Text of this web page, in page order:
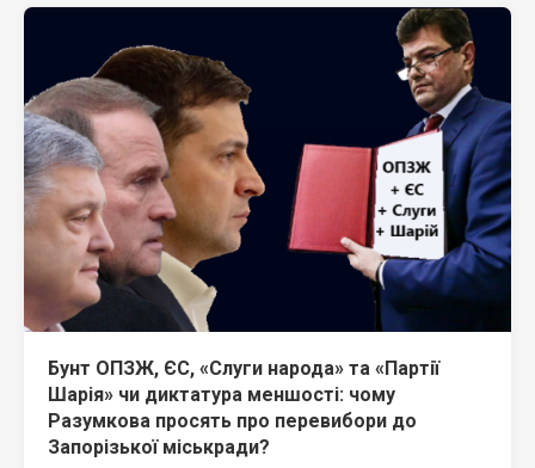
Бунт ОПЗЖ, ЄС, «Слуги народа» та «Партії
Шарія» чи диктатура меншості: чому
Разумкова просять про перевибори до
Запорізької міськради?